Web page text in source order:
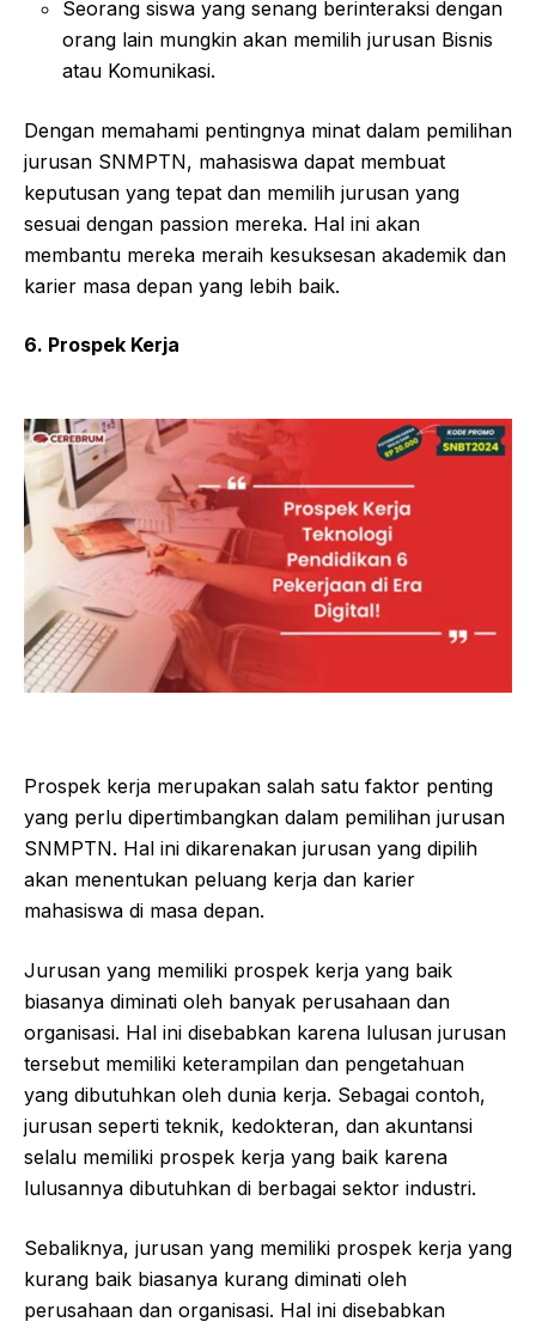
Seorang siswa yang senang berinteraksi dengan
orang lain mungkin akan memilih jurusan Bisnis
atau Komunikasi.
Dengan memahami pentingnya minat dalam pemilihan
jurusan SNMPTN, mahasiswa dapat membuat
keputusan yang tepat dan memilih jurusan yang
sesuai dengan passion mereka. Hal ini akan
membantu mereka meraih kesuksesan akademik dan
karier masa depan yang lebih baik.
6. Prospek Kerja
Prospek kerja merupakan salah satu faktor penting
yang perlu dipertimbangkan dalam pemilihan jurusan
SNMPTN. Hal ini dikarenakan jurusan yang dipilih
akan menentukan peluang kerja dan karier
mahasiswa di masa depan.
Jurusan yang memiliki prospek kerja yang baik
biasanya diminati oleh banyak perusahaan dan
organisasi. Hal ini disebabkan karena lulusan jurusan
tersebut memiliki keterampilan dan pengetahuan
yang dibutuhkan oleh dunia kerja. Sebagai contoh,
jurusan seperti teknik, kedokteran, dan akuntansi
selalu memiliki prospek kerja yang baik karena
lulusannya dibutuhkan di berbagai sektor industri.
Sebaliknya, jurusan yang memiliki prospek kerja yang
kurang baik biasanya kurang diminati oleh
perusahaan dan organisasi. Hal ini disebabkan